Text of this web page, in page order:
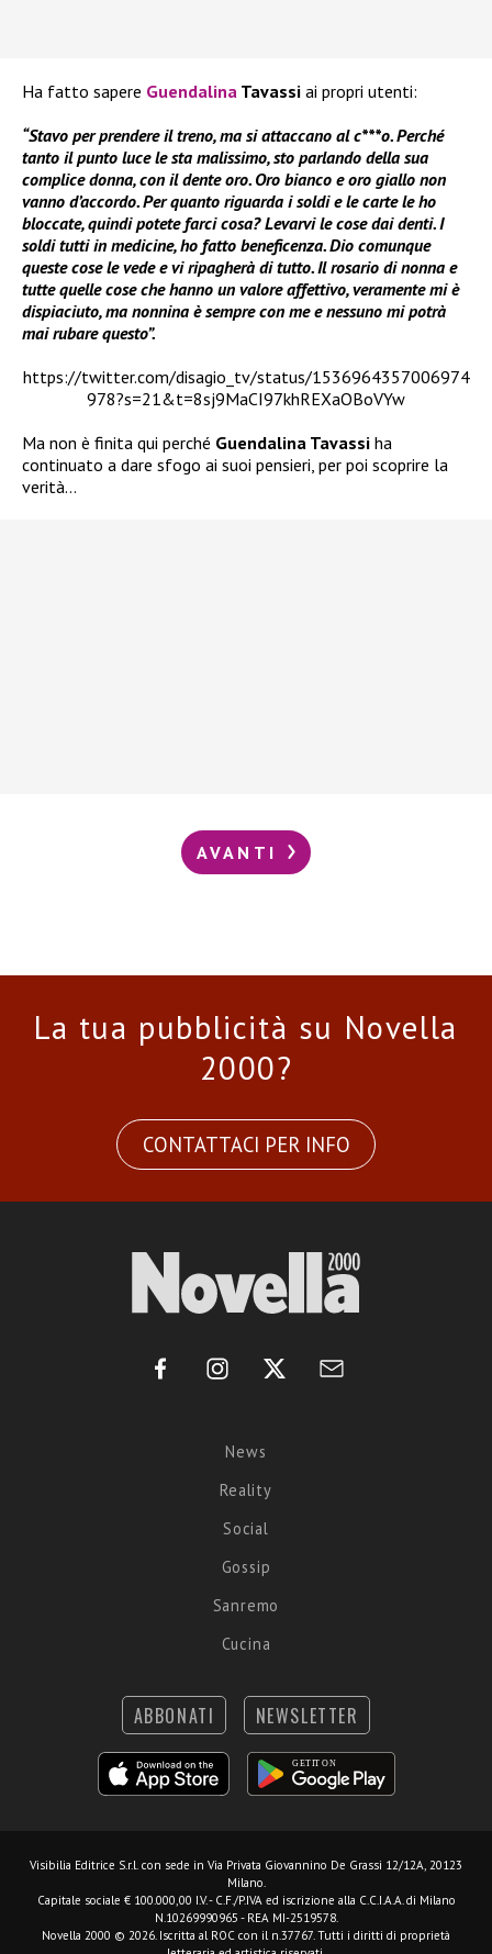
Ha fatto sapere Guendalina Tavassi ai propri utenti:
“Stavo per prendere il treno, ma si attaccano al c***o. Perché
tanto il punto luce le sta malissimo, sto parlando della sua
complice donna, con il dente oro. Oro bianco e oro giallo non
vanno d’accordo. Per quanto riguarda i soldi e le carte le ho
bloccate, quindi potete farci cosa? Levarvi le cose dai denti. I
soldi tutti in medicine, ho fatto beneficenza. Dio comunque
queste cose le vede e vi ripagherà di tutto. Il rosario di nonna e
tutte quelle cose che hanno un valore affettivo, veramente mi è
dispiaciuto, ma nonnina è sempre con me e nessuno mi potrà
mai rubare questo”.
https://twitter.com/disagio_tv/status/1536964357006974
978?s=21&t=8sj9MaCI97khREXaOBoVYw
Ma non è finita qui perché Guendalina Tavassi ha
continuato a dare sfogo ai suoi pensieri, per poi scoprire la
verità…
AVANTI
La tua pubblicità su Novella
2000?
CONTATTACI PER INFO
News
Reality
Social
Gossip
Sanremo
Cucina
ABBONATI NEWSLETTER
Visibilia Editrice S.r.l. con sede in Via Privata Giovannino De Grassi 12/12A, 20123
Milano.
Capitale sociale € 100.000,00 I.V. - C.F./P.IVA ed iscrizione alla C.C.I.A.A. di Milano
N.10269990965 - REA MI-2519578.
Novella 2000 © 2026. Iscritta al ROC con il n.37767. Tutti i diritti di proprietà